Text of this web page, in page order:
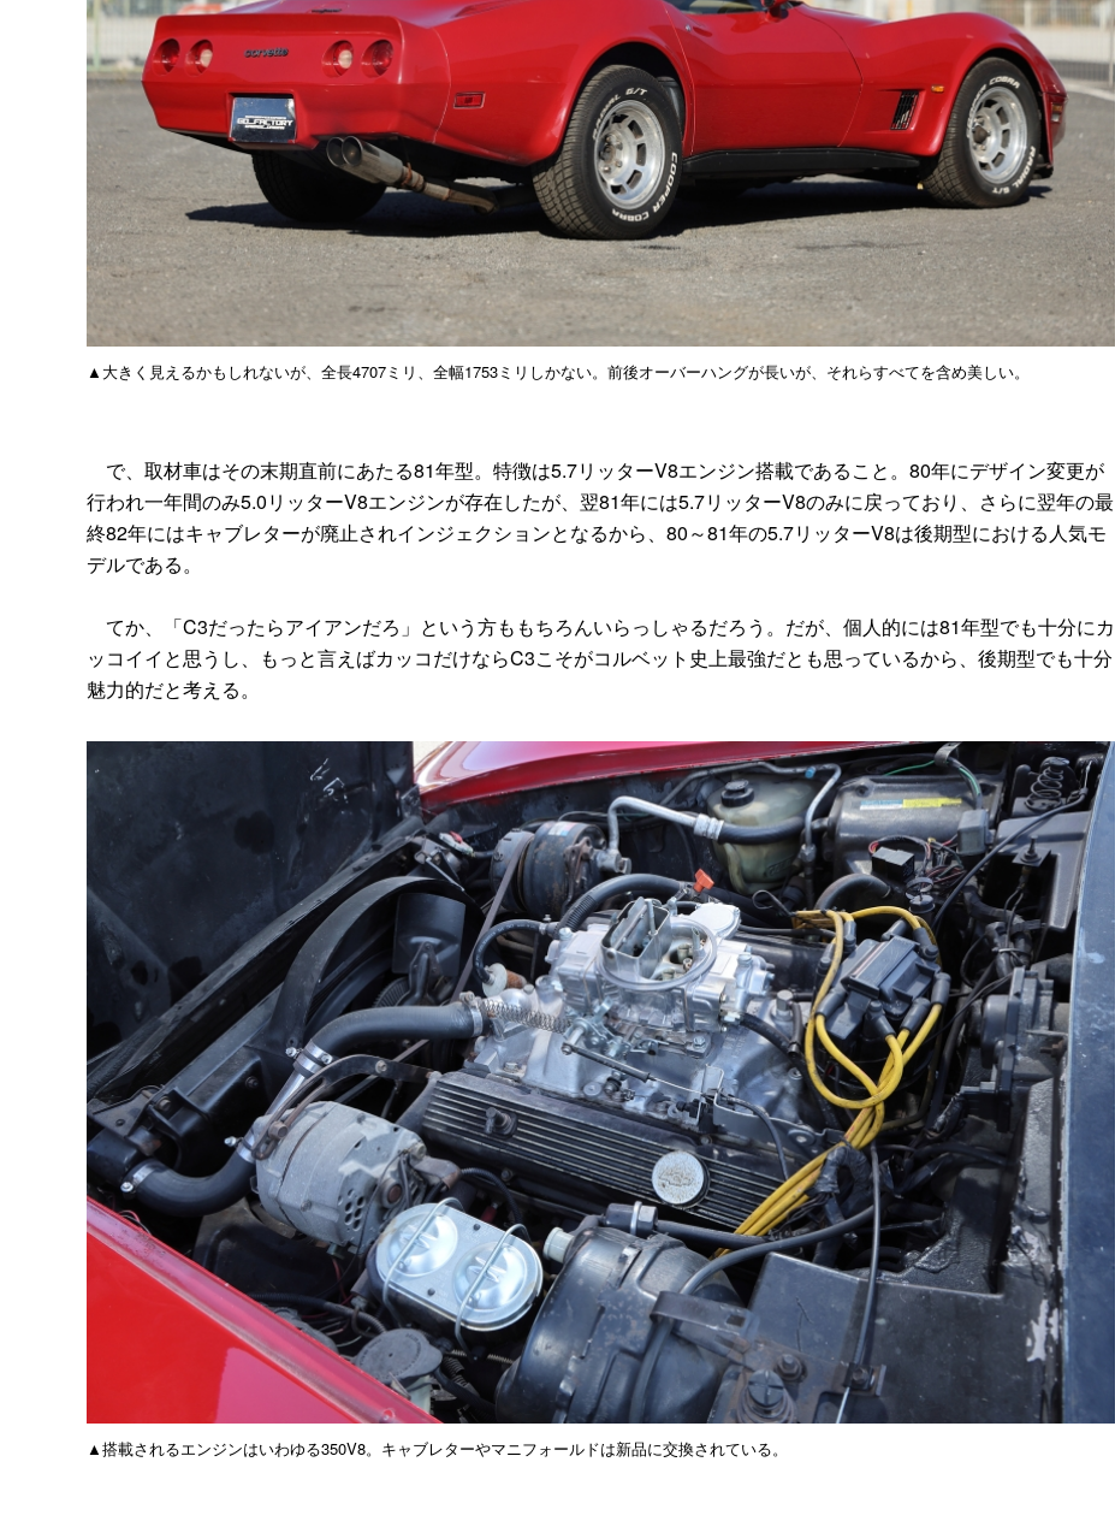
▲大きく見えるかもしれないが、全長4707ミリ、全幅1753ミリしかない。前後オーバーハングが長いが、それらすべてを含め美しい。
で、取材車はその末期直前にあたる81年型。特徴は5.7リッターV8エンジン搭載であること。80年にデザイン変更が
行われ一年間のみ5.0リッターV8エンジンが存在したが、翌81年には5.7リッターV8のみに戻っており、さらに翌年の最
終82年にはキャブレターが廃止されインジェクションとなるから、80～81年の5.7リッターV8は後期型における人気モ
デルである。
てか、「C3だったらアイアンだろ」という方ももちろんいらっしゃるだろう。だが、個人的には81年型でも十分にカ
ッコイイと思うし、もっと言えばカッコだけならC3こそがコルベット史上最強だとも思っているから、後期型でも十分
魅力的だと考える。
▲搭載されるエンジンはいわゆる350V8。キャブレターやマニフォールドは新品に交換されている。